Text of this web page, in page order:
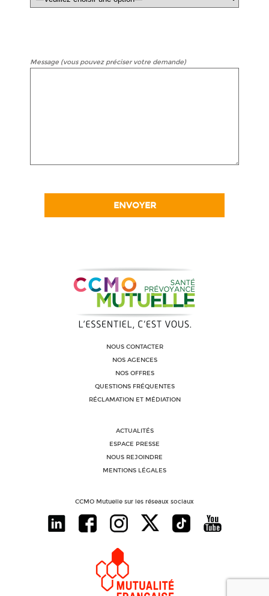
Message (vous pouvez préciser votre demande)
NOUS CONTACTER
NOS AGENCES
NOS OFFRES
QUESTIONS FRÉQUENTES
RÉCLAMATION ET MÉDIATION
ACTUALITÉS
ESPACE PRESSE
NOUS REJOINDRE
MENTIONS LÉGALES
CCMO Mutuelle sur les réseaux sociaux